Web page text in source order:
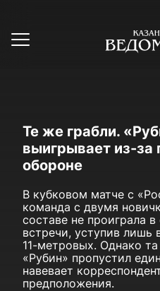
Те же грабли.
выигрывает из-за
обороне
В кубковом матче с
команда с двумя
составе не проиграла
встречи, уступив лишь
11-метровых. Однако та
«Рубин» пропустил
навевает
предположения.